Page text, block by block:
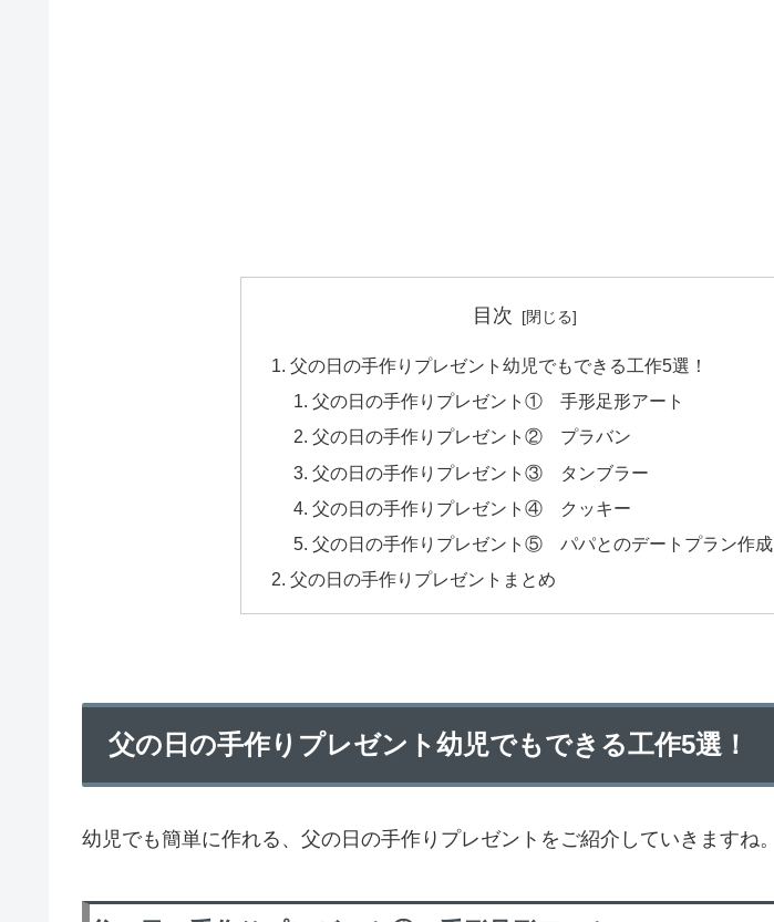
目次
父の日の手作りプレゼント幼児でもできる工作5選！
父の日の手作りプレゼント① 手形足形アート
父の日の手作りプレゼント② プラバン
父の日の手作りプレゼント③ タンブラー
父の日の手作りプレゼント④ クッキー
父の日の手作りプレゼント⑤ パパとのデートプラン作成
父の日の手作りプレゼントまとめ
父の日の手作りプレゼント幼児でもできる工作5選！
幼児でも簡単に作れる、父の日の手作りプレゼントをご紹介していきますね。